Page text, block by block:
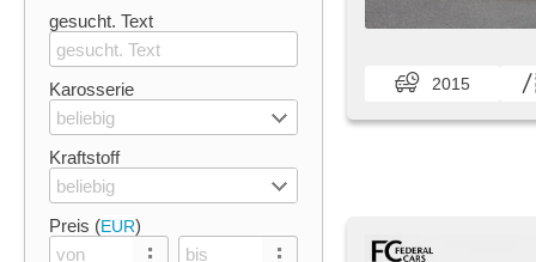
gesucht. Text
Karosserie
beliebig
Kraftstoff
beliebig
Preis (EUR)
2015